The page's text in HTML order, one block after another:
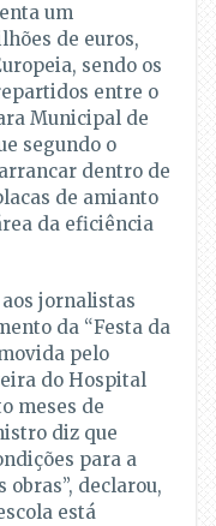
um
de euros,
sendo os
entre o
Municipal de
segundo o
dentro de
de amianto
da eficiência
jornalistas
da “Festa da
pelo
do Hospital
meses de
diz que
para a
declarou,
está